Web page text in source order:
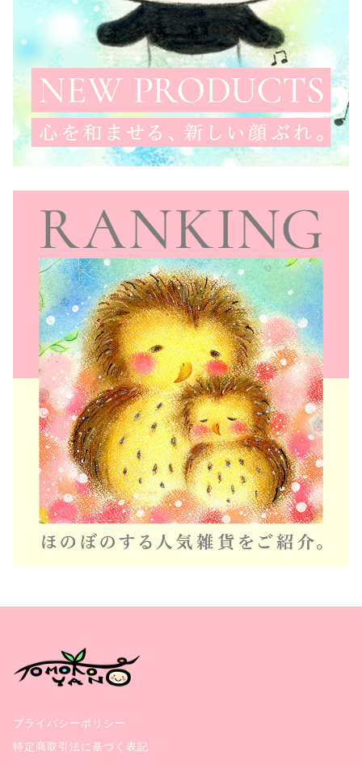
プライバシーポリシー
特定商取引法に基づく表記